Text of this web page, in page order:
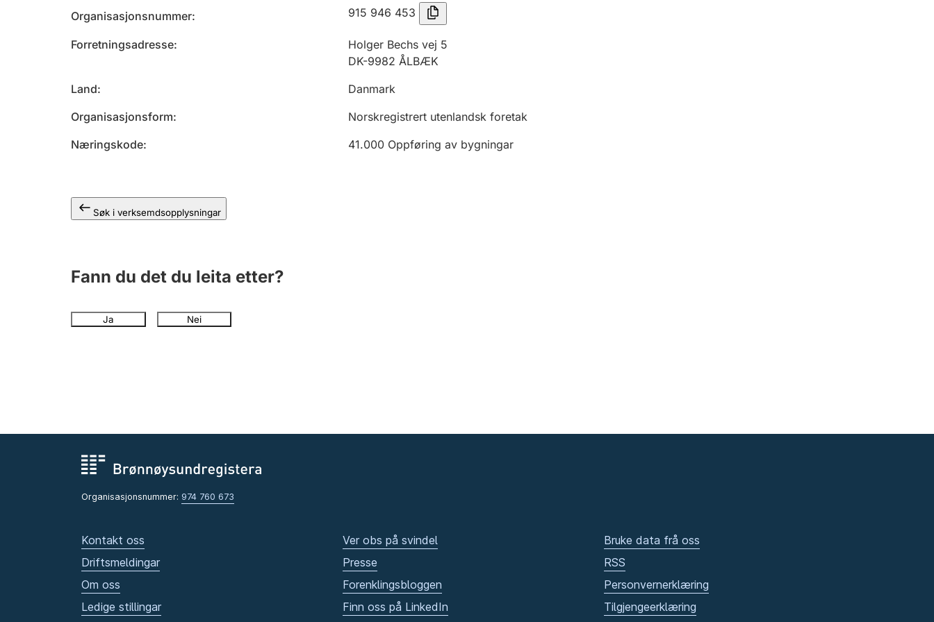
Organisasjonsnummer 915 946 453
Forretningsadresse
Holger Bechs vej 5
DK-9982 ÅLBÆK
Land
Danmark
Organisasjonsform
Norskregistrert utenlandsk foretak
Næringskode
41.000 Oppføring av bygningar
Søk i verksemdsopplysningar
Fann du det du leita etter?
Ja Nei
Organisasjonsnummer: 974 760 673
Kontakt oss
Driftsmeldingar
Om oss
Ledige stillingar
Ver obs på svindel
Presse
Forenklingsbloggen
Finn oss på LinkedIn
Bruke data frå oss
RSS
Personvernerklæring
Tilgjengeerklæring